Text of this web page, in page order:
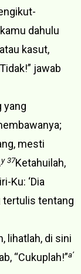
dahulu
kasut,
jawab
yang
mesti
y 37Ketahuilah,
Ku: ‘Dia
tertulis tentang
lihatlah, di sini
“Cukuplah!”a’